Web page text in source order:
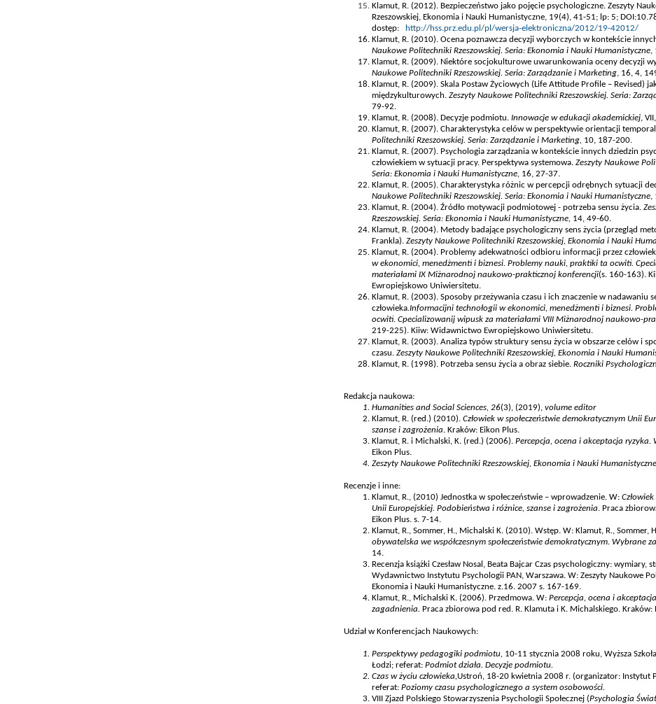
Klamut, R. (2012). Bezpieczeństwo jako pojęcie psychologiczne. Zeszyty
Rzeszowskiej, Ekonomia i Nauki Humanistyczne, 19(4), 41-51; lp: 5;
dostęp:
http://hss.prz.edu.pl/pl/wersja-elektroniczna/2012/19-42012/
Klamut, R. (2010). Ocena poznawcza decyzji wyborczych w kontekście
Naukowe Politechniki Rzeszowskiej. Seria: Ekonomia i Nauki Humanistyczne,
Klamut, R. (2009). Niektóre socjokulturowe uwarunkowania oceny decyzji
Naukowe Politechniki Rzeszowskiej. Seria: Zarządzanie i Marketing, 16, 4,
Klamut, R. (2009). Skala Postaw Życiowych (Life Attitude Profile – Revised)
międzykulturowych. Zeszyty Naukowe Politechniki Rzeszowskiej. Seria:
79-92.
Klamut, R. (2008). Decyzje podmiotu. Innowacje w edukacji akademickiej,
Klamut, R. (2007). Charakterystyka celów w perspektywie orientacji
Politechniki Rzeszowskiej. Seria: Zarządzanie i Marketing, 10, 187-200.
Klamut, R. (2007). Psychologia zarządzania w kontekście innych dziedzin
człowiekiem w sytuacji pracy. Perspektywa systemowa. Zeszyty Naukowe
Seria: Ekonomia i Nauki Humanistyczne, 16, 27-37.
Klamut, R. (2005). Charakterystyka różnic w percepcji odrębnych sytuacji
Naukowe Politechniki Rzeszowskiej. Seria: Ekonomia i Nauki Humanistyczne,
Klamut, R. (2004). Źródło motywacji podmiotowej - potrzeba sensu życia.
Rzeszowskiej. Seria: Ekonomia i Nauki Humanistyczne, 14, 49-60.
Klamut, R. (2004). Metody badające psychologiczny sens życia (przegląd
Frankla). Zeszyty Naukowe Politechniki Rzeszowskiej, Ekonomia i Nauki
Klamut, R. (2004). Problemy adekwatności odbioru informacji przez
w ekonomici, menedżmenti i biznesi. Problemy nauki, praktiki ta ocwiti.
materiałami IX Miżnarodnoj naukowo-prakticznoj konferencji(s. 160-163).
Ewropiejskowo Uniwiersitetu.
Klamut, R. (2003). Sposoby przeżywania czasu i ich znaczenie w nadawaniu
człowieka.Informacijni technołogii w ekonomici, menedżmenti i biznesi.
ocwiti. Cpecializowanij wipusk za materiałami VIII Miżnarodnoj naukowo-
219-225). Kiiw: Widawnictwo Ewropiejskowo Uniwiersitetu.
Klamut, R. (2003). Analiza typów struktury sensu życia w obszarze celów i
czasu. Zeszyty Naukowe Politechniki Rzeszowskiej, Ekonomia i Nauki
Klamut, R. (1998). Potrzeba sensu życia a obraz siebie. Roczniki
Redakcja naukowa:
Humanities and Social Sciences, 26(3), (2019), volume editor
Klamut, R. (red.) (2010). Człowiek w społeczeństwie demokratycznym Unii
szanse i zagrożenia. Kraków: Eikon Plus.
Klamut, R. i Michalski, K. (red.) (2006). Percepcja, ocena i akceptacja
Eikon Plus.
Zeszyty Naukowe Politechniki Rzeszowskiej, Ekonomia i Nauki
Recenzje i inne:
Klamut, R., (2010) Jednostka w społeczeństwie – wprowadzenie. W:
Unii Europejskiej. Podobieństwa i różnice, szanse i zagrożenia. Praca
Eikon Plus. s. 7-14.
Klamut, R., Sommer, H., Michalski K. (2010). Wstęp. W: Klamut, R., Sommer,
obywatelska we współczesnym społeczeństwie demokratycznym. Wybrane
14.
Recenzja książki Czesław Nosal, Beata Bajcar Czas psychologiczny:
Wydawnictwo Instytutu Psychologii PAN, Warszawa. W: Zeszyty Naukowe
Ekonomia i Nauki Humanistyczne. z.16. 2007 s. 167-169.
Klamut, R., Michalski K. (2006). Przedmowa. W: Percepcja, ocena i
zagadnienia. Praca zbiorowa pod red. R. Klamuta i K. Michalskiego. Kraków:
Udział w Konferencjach Naukowych:
Perspektywy pedagogiki podmiotu, 10-11 stycznia 2008 roku, Wyższa
Łodzi; referat: Podmiot działa. Decyzje podmiotu.
Czas w życiu człowieka,Ustroń, 18-20 kwietnia 2008 r. (organizator: Instytut
referat: Poziomy czasu psychologicznego a system osobowości.
VIII Zjazd Polskiego Stowarzyszenia Psychologii Społecznej (Psychologia